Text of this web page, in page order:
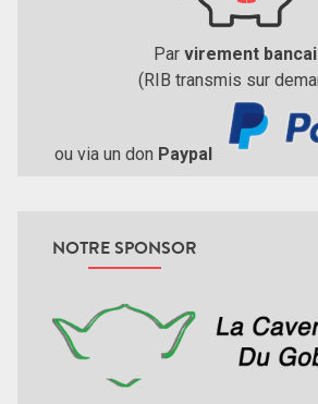
Par virement
(RIB transmis sur
ou via un don Paypal
NOTRE SPONSOR